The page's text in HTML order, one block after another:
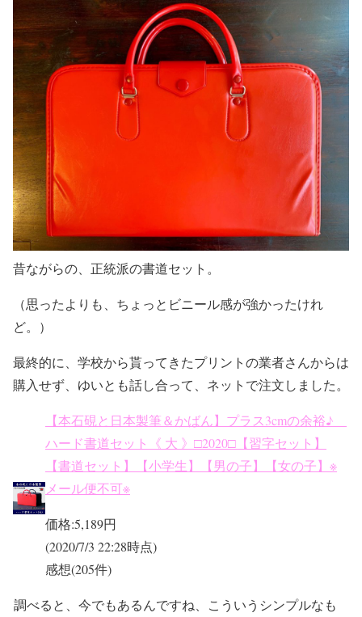
昔ながらの、正統派の書道セット。
（思ったよりも、ちょっとビニール感が強かったけれ
ど。）
最終的に、学校から貰ってきたプリントの業者さんからは
購入せず、ゆいとも話し合って、ネットで注文しました。
【本石硯と日本製筆＆かばん】プラス3cmの余裕♪
ハード書道セット《 大 》□2020□【習字セット】
【書道セット】【小学生】【男の子】【女の子】※
メール便不可※
価格:5,189円
(2020/7/3 22:28時点)
感想(205件)
調べると、今でもあるんですね、こういうシンプルなも